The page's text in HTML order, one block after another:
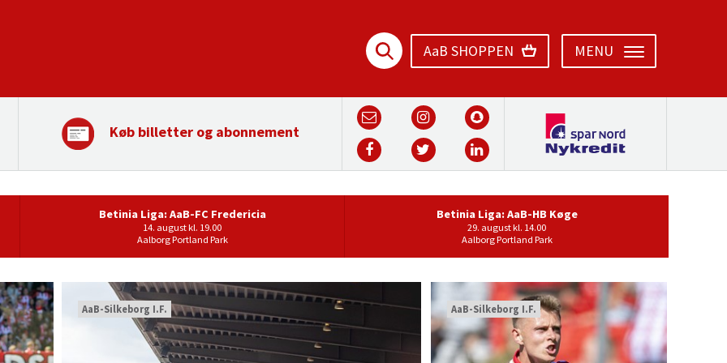
AaB SHOPPEN MENU
Køb billetter og abonnement
Betinia Liga: AaB-FC Fredericia
14. august kl. 19.00
Aalborg Portland Park
Betinia Liga: AaB-HB Køge
29. august kl. 14.00
Aalborg Portland Park
AaB-Silkeborg I.F. AaB-Silkeborg I.F.